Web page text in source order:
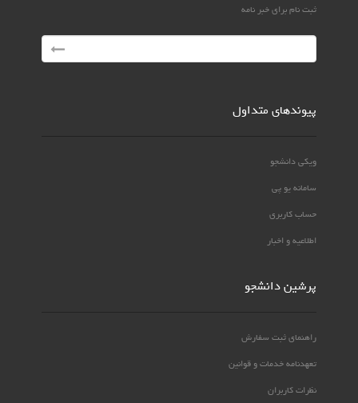
ثبت نام برای خبر نامه
پیوندهای متداول
ویکی دانشجو
سامانه یو پی
حساب کاربری
اطلاعیه و اخبار
پرشین دانشجو
راهنمای ثبت سفارش
تعهدنامه خدمات و قوانین
نظرات کاربران